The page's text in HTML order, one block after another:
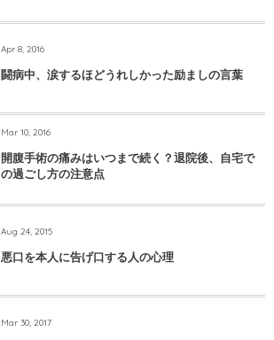
Apr 8, 2016
闘病中、涙するほどうれしかった励ましの言葉
Mar 10, 2016
開腹手術の痛みはいつまで続く？退院後、自宅で
の過ごし方の注意点
Aug 24, 2015
悪口を本人に告げ口する人の心理
Mar 30, 2017